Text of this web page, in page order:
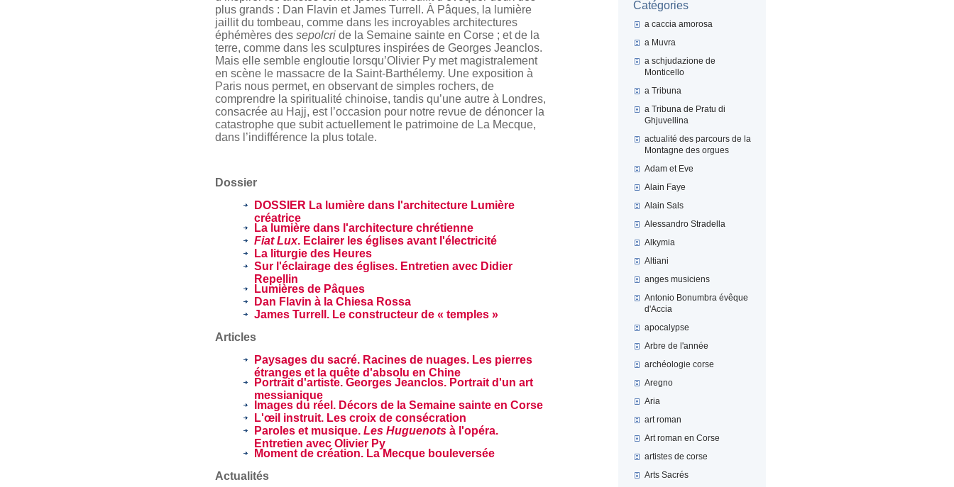
Catégories
a caccia amorosa
a Muvra
a schjudazione de
Monticello
a Tribuna
a Tribuna de Pratu di
Ghjuvellina
actualité des parcours de la
Montagne des orgues
Adam et Eve
Alain Faye
Alain Sals
Alessandro Stradella
Alkymia
Altiani
anges musiciens
Antonio Bonumbra évêque
d'Accia
apocalypse
Arbre de l'année
archéologie corse
Aregno
Aria
art roman
Art roman en Corse
artistes de corse
Arts Sacrés
plus grands : Dan Flavin et James Turrell. À Pâques, la lumière
jaillit du tombeau, comme dans les incroyables architectures
éphémères des sepolcri de la Semaine sainte en Corse ; et de la
terre, comme dans les sculptures inspirées de Georges Jeanclos.
Mais elle semble engloutie lorsqu’Olivier Py met magistralement
en scène le massacre de la Saint-Barthélemy. Une exposition à
Paris nous permet, en observant de simples rochers, de
comprendre la spiritualité chinoise, tandis qu’une autre à Londres,
consacrée au Hajj, est l’occasion pour notre revue de dénoncer la
catastrophe que subit actuellement le patrimoine de La Mecque,
dans l’indifférence la plus totale.
Dossier
DOSSIER La lumière dans l'architecture Lumière
créatrice
La lumière dans l'architecture chrétienne
Fiat Lux. Eclairer les églises avant l'électricité
La liturgie des Heures
Sur l'éclairage des églises. Entretien avec Didier
Repellin
Lumières de Pâques
Dan Flavin à la Chiesa Rossa
James Turrell. Le constructeur de « temples »
Articles
Paysages du sacré. Racines de nuages. Les pierres
étranges et la quête d'absolu en Chine
Portrait d'artiste. Georges Jeanclos. Portrait d'un art
messianique
Images du réel. Décors de la Semaine sainte en Corse
L'œil instruit. Les croix de consécration
Paroles et musique. Les Huguenots à l'opéra.
Entretien avec Olivier Py
Moment de création. La Mecque bouleversée
Actualités